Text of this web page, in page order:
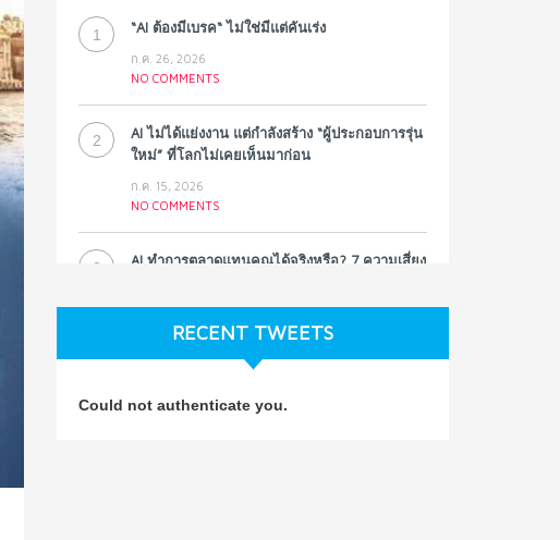
1 “AI ต้องมีเบรค“ ไม่ใช่มีแต่คันเร่ง
ก.ค. 26, 2026
NO COMMENTS
2
AI ไม่ได้แย่งงาน แต่กำลังสร้าง “ผู้ประกอบการรุ่น
ใหม่” ที่โลกไม่เคยเห็นมาก่อน
ก.ค. 15, 2026
NO COMMENTS
3
AI ทำการตลาดแทนคุณได้จริงหรือ? 7 ความเสี่ยง
NO COMMENTS
จาก Dan Koe ในแบบอาจารย์บอม
RECENT TWEETS
Could not authenticate you.